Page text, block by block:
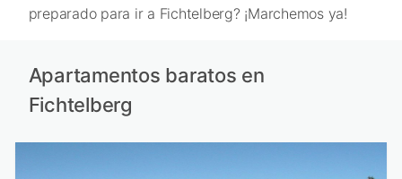
preparado para ir a Fichtelberg? ¡Marchemos ya!
Apartamentos baratos en
Fichtelberg